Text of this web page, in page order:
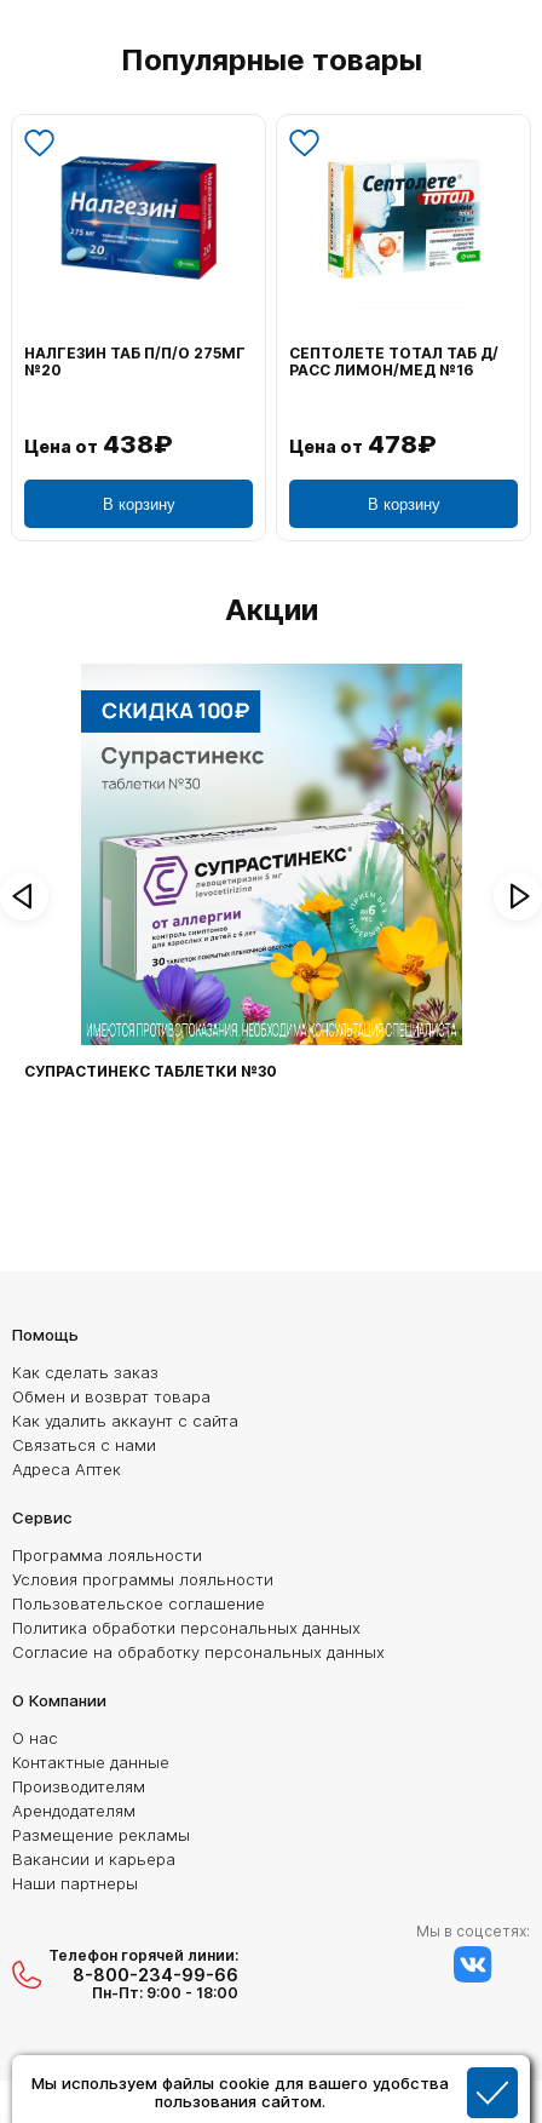
Мы используем файлы cookie для вашего удобства
пользования сайтом.
Популярные товары
НАЛГЕЗИН ТАБ П/П/О 275МГ
№20
Цена от 438₽
В корзину
СЕПТОЛЕТЕ ТОТАЛ ТАБ Д/
РАСС ЛИМОН/МЕД №16
Цена от 478₽
В корзину
Акции
СУПРАСТИНЕКС ТАБЛЕТКИ №30
Помощь
Как сделать заказ
Обмен и возврат товара
Как удалить аккаунт с сайта
Связаться с нами
Адреса Аптек
Сервис
Программа лояльности
Условия программы лояльности
Пользовательское соглашение
Политика обработки персональных данных
Согласие на обработку персональных данных
О Компании
О нас
Контактные данные
Производителям
Арендодателям
Размещение рекламы
Вакансии и карьера
Наши партнеры
Телефон горячей линии:
8-800-234-99-66
Пн-Пт: 9:00 - 18:00
Мы в соцсетях: